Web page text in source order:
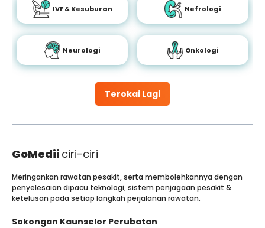
Terokai Lagi
IVF & Kesuburan Nefrologi
Neurologi Onkologi
GoMedii ciri-ciri
Meringankan rawatan pesakit, serta membolehkannya dengan
penyelesaian dipacu teknologi, sistem penjagaan pesakit &
ketelusan pada setiap langkah perjalanan rawatan.
Sokongan Kaunselor Perubatan